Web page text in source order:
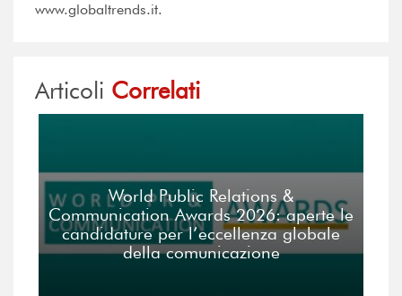
www.globaltrends.it.
Articoli Correlati
World Public Relations &
Communication Awards 2026: aperte le
candidature per l’eccellenza globale
della comunicazione